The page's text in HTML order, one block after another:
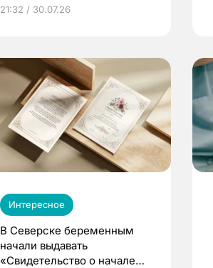
21:32 / 30.07.26
Интересное
В Северске беременным
начали выдавать
«Свидетельство о начале